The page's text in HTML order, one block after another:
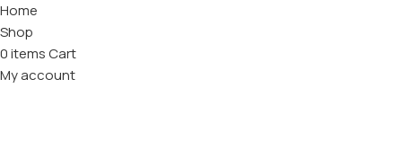
Home
Shop
0itemsCart
My account